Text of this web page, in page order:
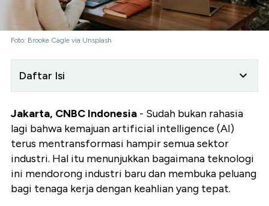
Foto: Brooke Cagle via Unsplash
Daftar Isi
Jakarta, CNBC Indonesia - Sudah bukan rahasia
lagi bahwa kemajuan artificial intelligence (AI)
terus mentransformasi hampir semua sektor
industri. Hal itu menunjukkan bagaimana teknologi
ini mendorong industri baru dan membuka peluang
bagi tenaga kerja dengan keahlian yang tepat.